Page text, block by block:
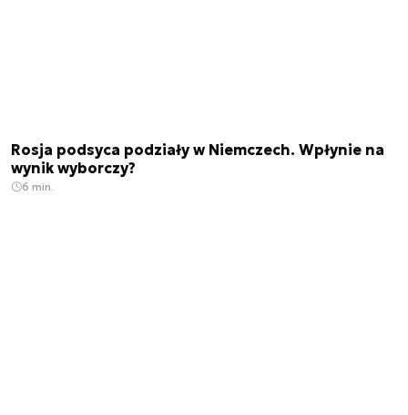
Rosja podsyca podziały w Niemczech. Wpłynie na
wynik wyborczy?
6 min.